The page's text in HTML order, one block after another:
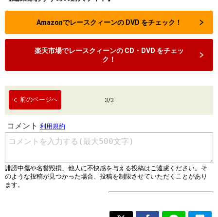
Amazonでレースクィーンの DVD をチェック！
楽天市場でレースクィーンの CD・DVD をチェッ
ク！
前のページへ 3/3